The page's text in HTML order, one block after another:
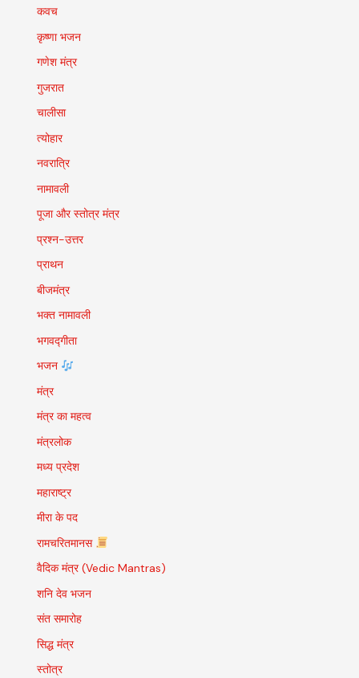
कवच
कृष्णा भजन
गणेश मंत्र
गुजरात
चालीसा
त्योहार
नवरात्रि
नामावली
पूजा और स्तोत्र मंत्र
प्रश्न-उत्तर
प्राथन
बीजमंत्र
भक्त नामावली
भगवद्गीता
भजन
मंत्र
मंत्र का महत्व
मंत्रलोक
मध्य प्रदेश
महाराष्ट्र
मीरा के पद
रामचरितमानस
वैदिक मंत्र (Vedic Mantras)
शनि देव भजन
संत समारोह
सिद्ध मंत्र
स्तोत्र